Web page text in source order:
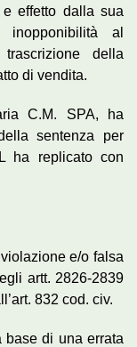
effetto dalla sua
inopponibilità al
della
di vendita.
C.M. SPA, ha
sentenza per
ha replicato con
e/o falsa
artt. 2826-2839
832 cod. civ.
base di una errata